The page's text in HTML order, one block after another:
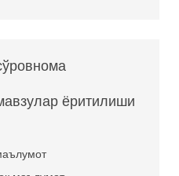
ёритилиши